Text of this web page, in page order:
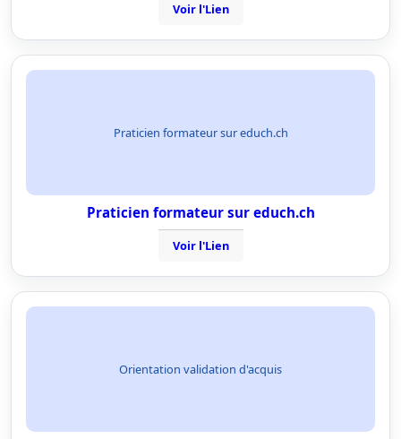
Voir l'Lien
Praticien formateur sur educh.ch
Praticien formateur sur educh.ch
Voir l'Lien
Orientation validation d'acquis